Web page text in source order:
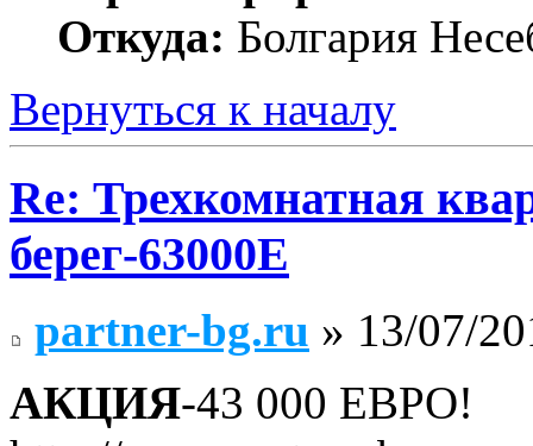
Откуда: Болгария
Вернуться к началу
Re: Трехкомнатная
берег-63000E
partner-bg.ru » 13/07/
АКЦИЯ-43 000 ЕВРО!